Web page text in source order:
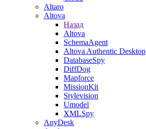
Altaro
Altova
Назад
Altova
SchemaAgent
Altova Authentic Desktop
DatabaseSpy
DiffDog
Mapforce
MissionKit
Stylevision
Umodel
XMLSpy
AnyDesk